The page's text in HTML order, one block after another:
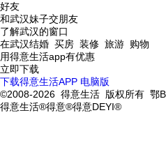
好友
和武汉妹子交朋友
了解武汉的窗口
在武汉结婚 买房 装修 旅游 购物
用得意生活app有优惠
立即下载
下载得意生活APP 电脑版
©2008-2026 得意生活 版权所有 鄂
得意生活®得意®得意DEYI®